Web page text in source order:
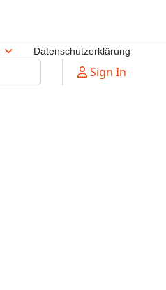
Datenschutzerklärung
Sign In